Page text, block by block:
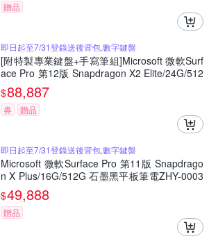
贈品
即日起至7/31登錄送後背包,數字鍵盤
[附特製專業鍵盤+手寫筆組]Microsoft 微軟Surf
ace Pro 第12版 Snapdragon X2 Elite/24G/512
G 墨黑平板筆電EP2-65398
$88,887
券 贈品
即日起至7/31登錄送後背包,數字鍵盤
Microsoft 微軟Surface Pro 第11版 Snapdrago
n X Plus/16G/512G 石墨黑平板筆電ZHY-0003
4(不含鍵盤、筆)
$49,888
贈品